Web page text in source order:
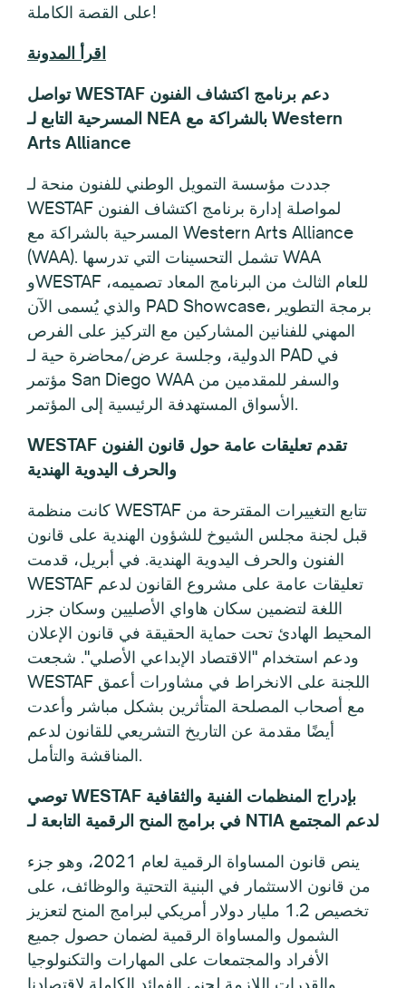
على القصة الكاملة!
اقرأ المدونة
تواصل WESTAF دعم برنامج اكتشاف الفنون
المسرحية التابع لـ NEA بالشراكة مع Western
Arts Alliance
جددت مؤسسة التمويل الوطني للفنون منحة لـ
WESTAF لمواصلة إدارة برنامج اكتشاف الفنون
المسرحية بالشراكة مع Western Arts Alliance
(WAA). تشمل التحسينات التي تدرسها WAA
وWESTAF للعام الثالث من البرنامج المعاد تصميمه،
والذي يُسمى الآن PAD Showcase، برمجة التطوير
المهني للفنانين المشاركين مع التركيز على الفرص
الدولية، وجلسة عرض/محاضرة حية لـ PAD في
مؤتمر San Diego WAA والسفر للمقدمين من
الأسواق المستهدفة الرئيسية إلى المؤتمر.
WESTAF تقدم تعليقات عامة حول قانون الفنون
والحرف اليدوية الهندية
كانت منظمة WESTAF تتابع التغييرات المقترحة من
قبل لجنة مجلس الشيوخ للشؤون الهندية على قانون
الفنون والحرف اليدوية الهندية. في أبريل، قدمت
WESTAF تعليقات عامة على مشروع القانون لدعم
اللغة لتضمين سكان هاواي الأصليين وسكان جزر
المحيط الهادئ تحت حماية الحقيقة في قانون الإعلان
ودعم استخدام "الاقتصاد الإبداعي الأصلي". شجعت
WESTAF اللجنة على الانخراط في مشاورات أعمق
مع أصحاب المصلحة المتأثرين بشكل مباشر وأعدت
أيضًا مقدمة عن التاريخ التشريعي للقانون لدعم
المناقشة والتأمل.
توصي WESTAF بإدراج المنظمات الفنية والثقافية
في برامج المنح الرقمية التابعة لـ NTIA لدعم المجتمع
ينص قانون المساواة الرقمية لعام 2021، وهو جزء
من قانون الاستثمار في البنية التحتية والوظائف، على
تخصيص 1.2 مليار دولار أمريكي لبرامج المنح لتعزيز
الشمول والمساواة الرقمية لضمان حصول جميع
الأفراد والمجتمعات على المهارات والتكنولوجيا